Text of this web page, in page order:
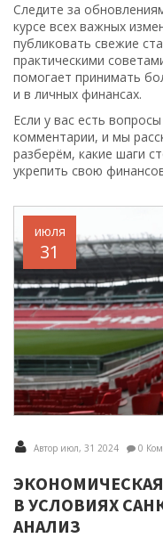
Следите за
курсе всех важных
публиковать свежие
практическими
помогает принимать
и в личных финансах.
Если у вас есть
комментарии, и мы
разберём, какие шаги
укрепить свою
июля
31
Автор июл, 31 2024 0
В УСЛОВИЯХ
АНАЛИЗ